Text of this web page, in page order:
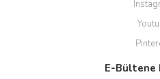
E-Bültene